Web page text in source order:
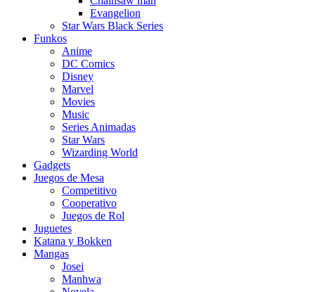
Evangelion
Star Wars Black Series
Funkos
Anime
DC Comics
Disney
Marvel
Movies
Music
Series Animadas
Star Wars
Wizarding World
Gadgets
Juegos de Mesa
Competitivo
Cooperativo
Juegos de Rol
Juguetes
Katana y Bokken
Mangas
Josei
Manhwa